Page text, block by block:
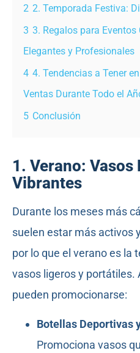
2 2. Temporada Festiva:
3 3. Regalos para
Elegantes y Profesionales
4 4. Tendencias a Tener
Ventas Durante Todo el
5 Conclusión
1. Verano:
Vibrantes
Durante los meses más
suelen estar más activos
por lo que el verano es la
vasos ligeros y
pueden promocionarse:
Botellas Deportivas
Promociona vasos